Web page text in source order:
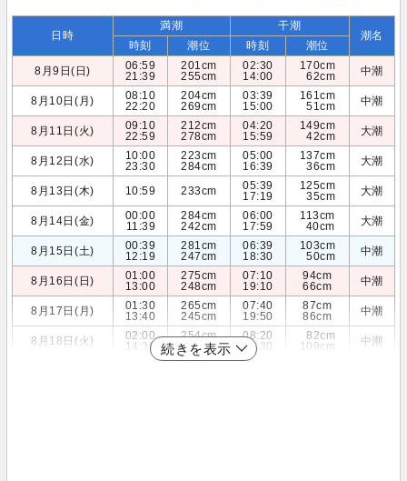
日時
満潮 干潮
潮名
時刻 潮位 時刻
潮位
8月9日(日)
06:59
21:39
201cm
255cm
02:30
14:00
170cm
62cm
中潮
8月10日(月)
08:10
22:20
204cm
269cm
03:39
15:00
161cm
51cm
中潮
8月11日(火)
09:10
22:59
212cm
278cm
04:20
15:59
149cm
42cm
大潮
8月12日(水)
10:00
23:30
223cm
284cm
05:00
16:39
137cm
36cm
大潮
8月13日(木) 10:59 233cm
05:39
17:19
125cm
35cm
大潮
8月14日(金)
00:00
11:39
284cm
242cm
06:00
17:59
113cm
40cm
大潮
8月15日(土)
00:39
12:19
281cm
247cm
06:39
18:30
103cm
50cm
中潮
8月16日(日)
01:00
13:00
275cm
248cm
07:10
19:10
94cm
66cm
中潮
8月17日(月)
01:30
13:40
265cm
245cm
07:40
19:50
87cm
86cm
中潮
8月18日(火)
02:00
14:39
254cm
239cm
08:20
20:30
82cm
109cm
中潮
続きを表示